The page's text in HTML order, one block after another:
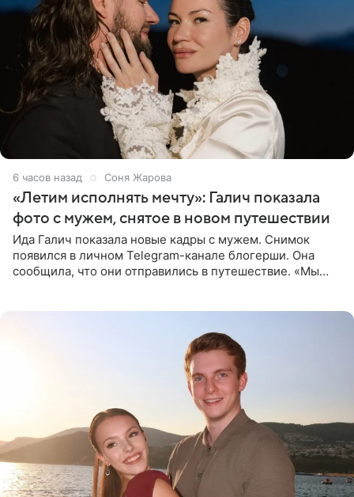
6 часов назад Соня Жарова
«Летим исполнять мечту»: Галич показала
фото с мужем, снятое в новом путешествии
Ида Галич показала новые кадры с мужем. Снимок
появился в личном Telegram-канале блогерши. Она
сообщила, что они отправились в путешествие. «Мы